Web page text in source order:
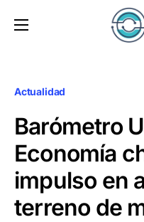
Actualidad
Barómetro
Economía
impulso en
terreno de